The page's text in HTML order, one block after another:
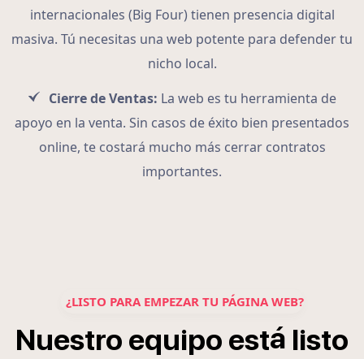
internacionales (Big Four) tienen presencia digital
masiva. Tú necesitas una web potente para defender tu
nicho local.
Cierre de Ventas: La web es tu herramienta de
apoyo en la venta. Sin casos de éxito bien presentados
online, te costará mucho más cerrar contratos
importantes.
¿LISTO PARA EMPEZAR TU PÁGINA WEB?
Nuestro equipo está listo